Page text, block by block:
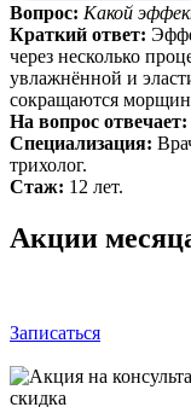
Вопрос: Какой
Краткий ответ:
через несколько
увлажнённой и
сокращаются
На вопрос отвечает:
Специализация:
трихолог.
Стаж: 12 лет.
Акции
Записаться